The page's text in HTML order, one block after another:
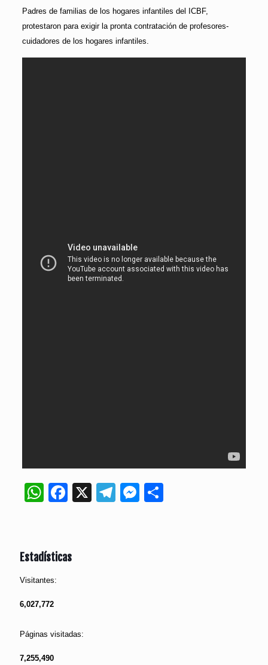
Padres de familias de los hogares infantiles del ICBF,
protestaron para exigir la pronta contratación de profesores-
cuidadores de los hogares infantiles.
WhatsApp
Facebook
X Telegram
Messenger
Estadísticas
Visitantes:
6,027,772
Páginas visitadas:
7,255,490